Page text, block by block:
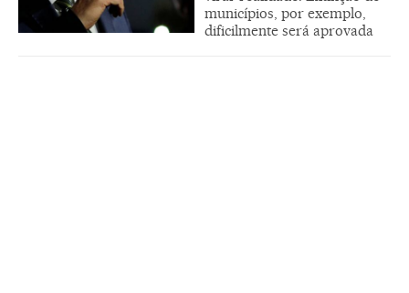
municípios, por exemplo,
dificilmente será aprovada